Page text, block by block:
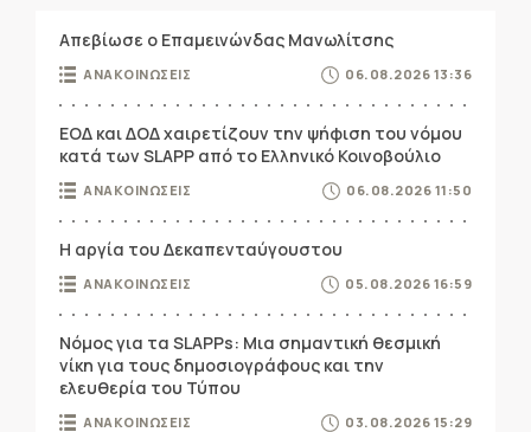
Απεβίωσε ο Επαμεινώνδας Μανωλίτσης
ΑΝΑΚΟΙΝΩΣΕΙΣ 06.08.2026 13:36
ΕΟΔ και ΔΟΔ χαιρετίζουν την ψήφιση του νόμου
κατά των SLAPP από το Ελληνικό Κοινοβούλιο
ΑΝΑΚΟΙΝΩΣΕΙΣ 06.08.2026 11:50
Η αργία του Δεκαπενταύγουστου
ΑΝΑΚΟΙΝΩΣΕΙΣ 05.08.2026 16:59
Νόμος για τα SLAPPs: Μια σημαντική θεσμική
νίκη για τους δημοσιογράφους και την
ελευθερία του Τύπου
ΑΝΑΚΟΙΝΩΣΕΙΣ 03.08.2026 15:29